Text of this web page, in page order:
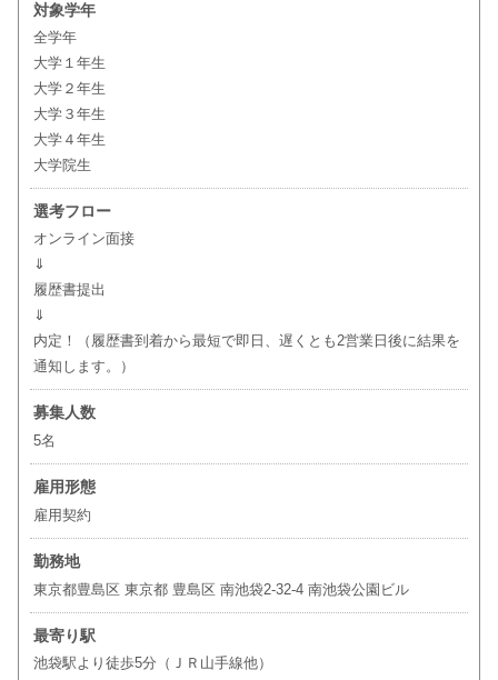
対象学年
全学年
大学１年生
大学２年生
大学３年生
大学４年生
大学院生
選考フロー
オンライン面接
⇓
履歴書提出
⇓
内定！（履歴書到着から最短で即日、遅くとも2営業日後に結果を
通知します。）
募集人数
5名
雇用形態
雇用契約
勤務地
東京都豊島区 東京都 豊島区 南池袋2-32-4 南池袋公園ビル
最寄り駅
池袋駅より徒歩5分（ＪＲ山手線他）